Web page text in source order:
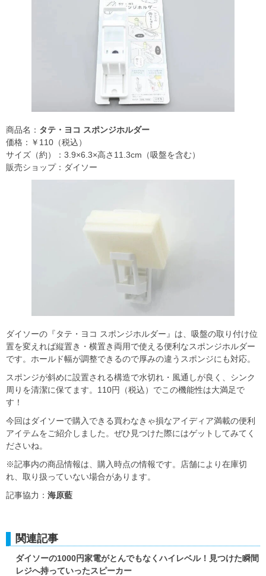
商品名： タテ・ヨコ スポンジホルダー
価格：￥110（税込）
サイズ（約）：3.9×6.3×高さ11.3cm（吸盤を含む）
販売ショップ：ダイソー
ダイソーの『タテ・ヨコ スポンジホルダー』は、吸盤の取り付け位
置を変えれば縦置き・横置き両用で使える便利なスポンジホルダー
です。ホールド幅が調整できるので厚みの違うスポンジにも対応。
スポンジが斜めに設置される構造で水切れ・風通しが良く、シンク
周りを清潔に保てます。110円（税込）でこの機能性は大満足で
す！
今回はダイソーで購入できる買わなきゃ損なアイディア満載の便利
アイテムをご紹介しました。ぜひ見つけた際にはゲットしてみてく
ださいね。
※記事内の商品情報は、購入時点の情報です。店舗により在庫切
れ、取り扱っていない場合があります。
記事協力： 海原藍
関連記事
ダイソーの1000円家電がとんでもなくハイレベル！見つけた瞬間
レジへ持っていったスピーカー